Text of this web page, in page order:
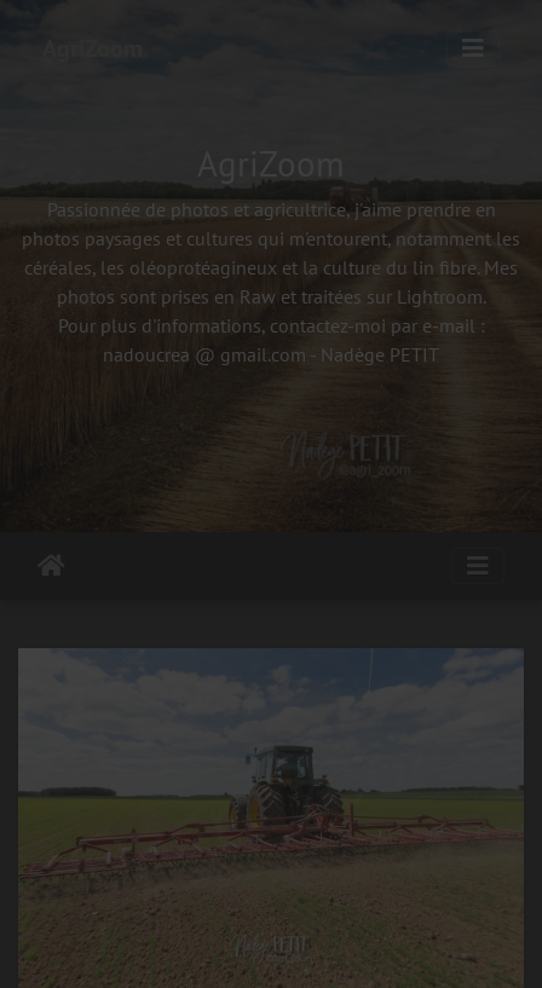
Passionnée de photos et agricultrice, j'aime prendre en
photos paysages et cultures qui m'entourent, notamment les
céréales, les oléoprotéagineux et la culture du lin fibre. Mes
photos sont prises en Raw et traitées sur Lightroom.
Pour plus d'informations, contactez-moi par e-mail :
nadoucrea @ gmail.com - Nadège PETIT